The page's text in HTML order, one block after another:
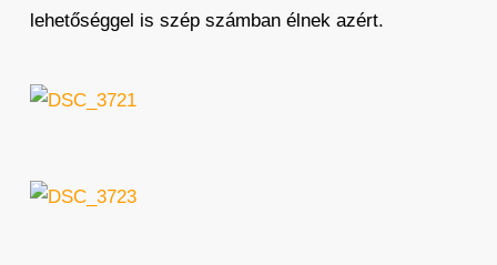
lehetőséggel is szép számban élnek azért.